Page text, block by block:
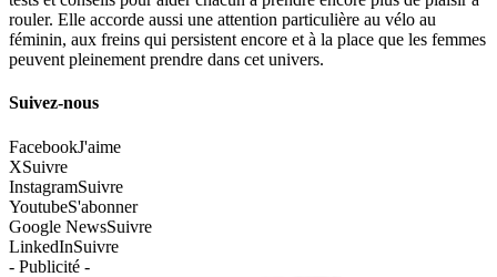
rouler. Elle accorde aussi une attention particulière au vélo au
féminin, aux freins qui persistent encore et à la place que les femmes
peuvent pleinement prendre dans cet univers.
Suivez-nous
FacebookJ'aime
XSuivre
InstagramSuivre
YoutubeS'abonner
Google NewsSuivre
LinkedInSuivre
- Publicité -